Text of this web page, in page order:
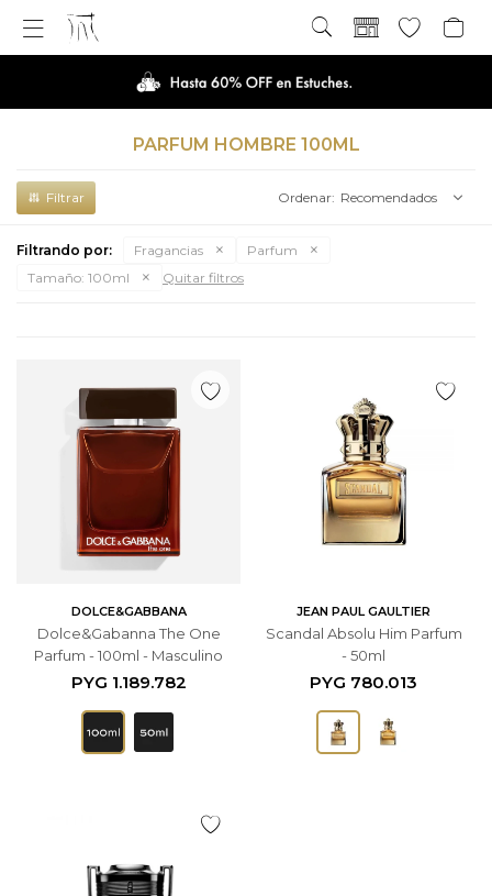

PARFUM HOMBRE 100ML
Recomendados
Filtrando por: Fragancias
Parfum
Tamaño: 100ml Quitar filtros
DOLCE&GABBANA
Dolce&Gabanna The One
Parfum - 100ml - Masculino
PYG 1.189.782
JEAN PAUL GAULTIER
Scandal Absolu Him Parfum
- 50ml
PYG 780.013